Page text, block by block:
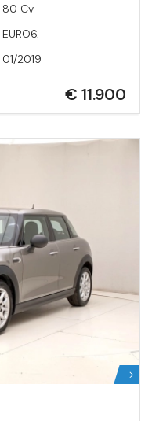
80 Cv
EURO6.
01/2019
€ 11.900